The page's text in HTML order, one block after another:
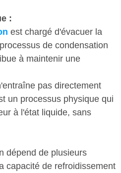
:
est chargé d'évacuer la
de condensation
à maintenir une
pas directement
un processus physique qui
à l'état liquide, sans
dépend de plusieurs
capacité de refroidissement